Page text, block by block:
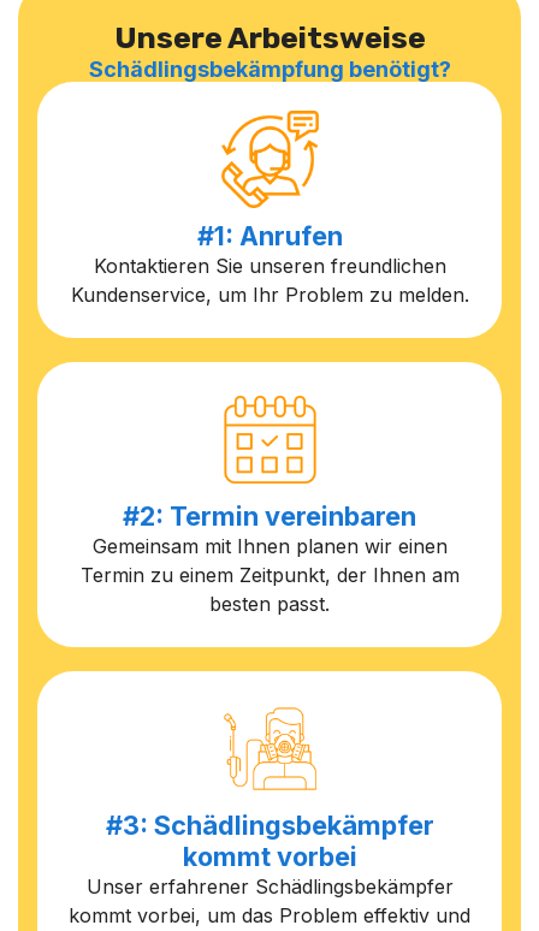
Unsere Arbeitsweise
Schädlingsbekämpfung benötigt?
#1: Anrufen
Kontaktieren Sie unseren freundlichen
Kundenservice, um Ihr Problem zu melden.
#2: Termin vereinbaren
Gemeinsam mit Ihnen planen wir einen
Termin zu einem Zeitpunkt, der Ihnen am
besten passt.
#3: Schädlingsbekämpfer
kommt vorbei
Unser erfahrener Schädlingsbekämpfer
kommt vorbei, um das Problem effektiv und